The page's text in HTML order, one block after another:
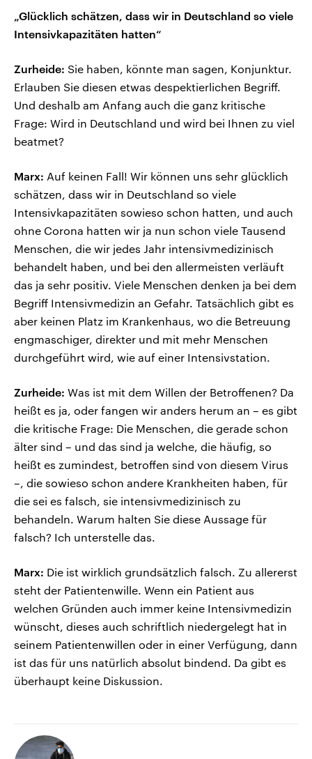
„Glücklich schätzen, dass wir in Deutschland so viele
Intensivkapazitäten hatten“
Zurheide: Sie haben, könnte man sagen, Konjunktur.
Erlauben Sie diesen etwas despektierlichen Begriff.
Und deshalb am Anfang auch die ganz kritische
Frage: Wird in Deutschland und wird bei Ihnen zu viel
beatmet?
Marx: Auf keinen Fall! Wir können uns sehr glücklich
schätzen, dass wir in Deutschland so viele
Intensivkapazitäten sowieso schon hatten, und auch
ohne Corona hatten wir ja nun schon viele Tausend
Menschen, die wir jedes Jahr intensivmedizinisch
behandelt haben, und bei den allermeisten verläuft
das ja sehr positiv. Viele Menschen denken ja bei dem
Begriff Intensivmedizin an Gefahr. Tatsächlich gibt es
aber keinen Platz im Krankenhaus, wo die Betreuung
engmaschiger, direkter und mit mehr Menschen
durchgeführt wird, wie auf einer Intensivstation.
Zurheide: Was ist mit dem Willen der Betroffenen? Da
heißt es ja, oder fangen wir anders herum an – es gibt
die kritische Frage: Die Menschen, die gerade schon
älter sind – und das sind ja welche, die häufig, so
heißt es zumindest, betroffen sind von diesem Virus
–, die sowieso schon andere Krankheiten haben, für
die sei es falsch, sie intensivmedizinisch zu
behandeln. Warum halten Sie diese Aussage für
falsch? Ich unterstelle das.
Marx: Die ist wirklich grundsätzlich falsch. Zu allererst
steht der Patientenwille. Wenn ein Patient aus
welchen Gründen auch immer keine Intensivmedizin
wünscht, dieses auch schriftlich niedergelegt hat in
seinem Patientenwillen oder in einer Verfügung, dann
ist das für uns natürlich absolut bindend. Da gibt es
überhaupt keine Diskussion.